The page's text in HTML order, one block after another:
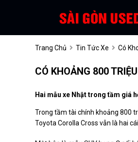
Trang Chủ Tin Tức Xe Có
CÓ KHOẢNG 800
Hai mẫu xe Nhật trong tầm giá
Trong tầm tài chính khoảng 800
Toyota Corolla Cross vẫn là hai